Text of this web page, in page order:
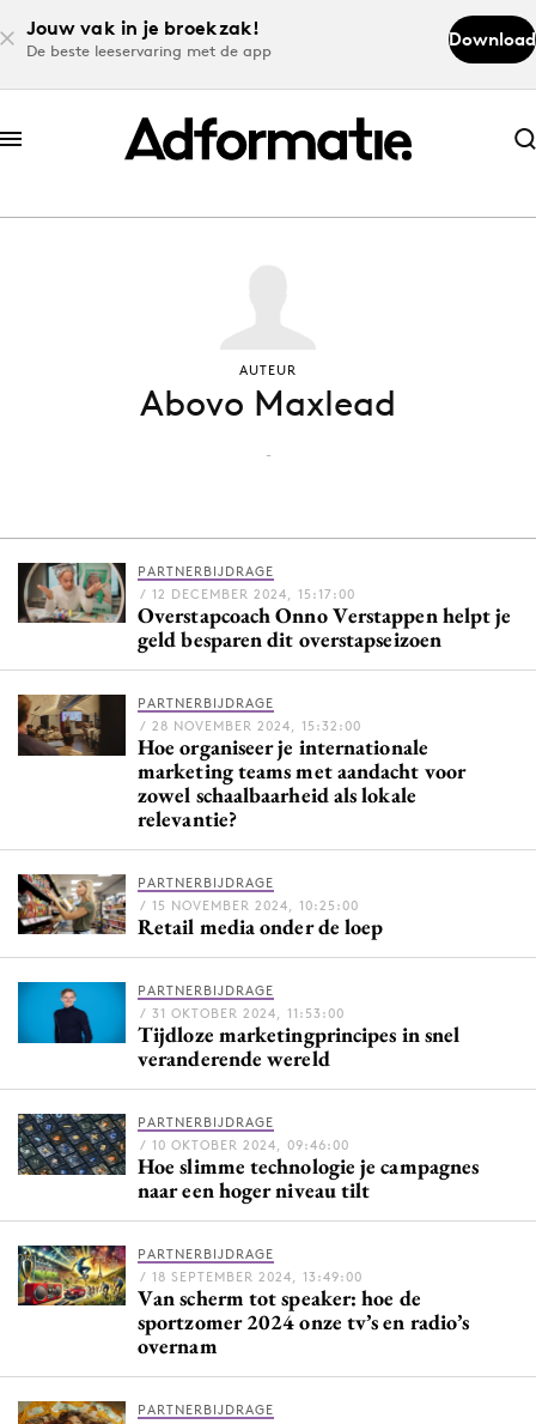
Jouw vak in je broekzak!
De beste leeservaring met de app
Download
Abonneer nu
Abonneer nu
Download de app
Volg het laatste nieuws via de Adformatie
9 sept: GenAI-training
12 nov: MarketingLive!
Vacatures
Academy
Topics
Artificial Intelligence
Bureaus
Campagnes
Carriere
Contentmarketing
Craft
Customer Experience
Data & Insights
Digital transformation
AUTEUR
Abovo Maxlead
-
PARTNERBIJDRAGE
/ 12 DECEMBER 2024, 15:17:00
Overstapcoach Onno Verstappen helpt je
geld besparen dit overstapseizoen
PARTNERBIJDRAGE
/ 28 NOVEMBER 2024, 15:32:00
Hoe organiseer je internationale
marketing teams met aandacht voor
zowel schaalbaarheid als lokale
relevantie?
PARTNERBIJDRAGE
/ 15 NOVEMBER 2024, 10:25:00
Retail media onder de loep
PARTNERBIJDRAGE
/ 31 OKTOBER 2024, 11:53:00
Tijdloze marketingprincipes in snel
veranderende wereld
PARTNERBIJDRAGE
/ 10 OKTOBER 2024, 09:46:00
Hoe slimme technologie je campagnes
naar een hoger niveau tilt
PARTNERBIJDRAGE
/ 18 SEPTEMBER 2024, 13:49:00
Van scherm tot speaker: hoe de
sportzomer 2024 onze tv’s en radio’s
overnam
PARTNERBIJDRAGE